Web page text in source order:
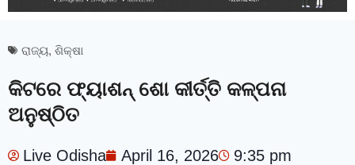
ରାଜ୍ୟ, ଶିକ୍ଷା
କିଟରେ ଫ୍ୟାଶନ୍ ଶୋ କୀର୍ତ୍ତି କଳ୍ପନା
ଅନୁଷ୍ଠିତ
Live Odisha April 16, 2026
9:35 pm